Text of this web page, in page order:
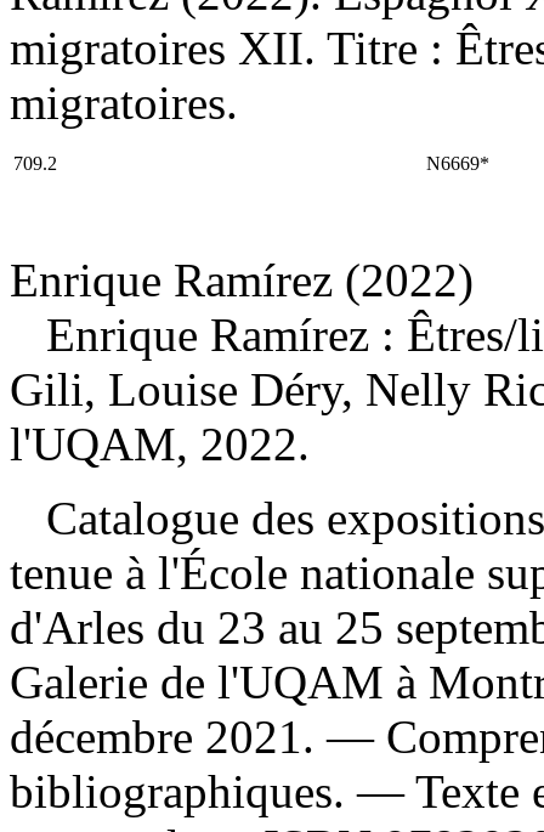
migratoires XII. Titre :
migratoires.
709.2 N6669*
Enrique Ramírez (2022)
Enrique Ramírez : Êtres/
Gili, Louise Déry, Nelly
l'UQAM, 2022.
Catalogue des
tenue à l'École nationale
d'Arles du 23 au 25
Galerie de l'UQAM à
décembre 2021. —
bibliographiques. — Texte